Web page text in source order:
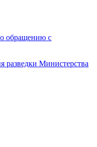
обращению с
разведки Министерства